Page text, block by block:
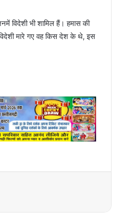
विदेशी भी शामिल हैं। हमास की
मारे गए वह किस देश के थे, इस